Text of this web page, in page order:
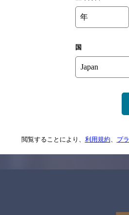
や営業時間などの掲載情報については、
年
国
閲覧することにより、 利用規約、 プ